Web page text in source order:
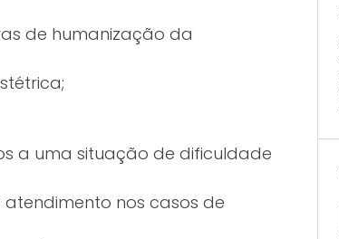
de humanização da
a uma situação de dificuldade
nos casos de